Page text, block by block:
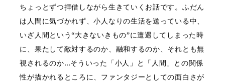
ちょっとずつ拝借しながら生きていくお話です。ふだん
は人間に気づかれず、小人なりの生活を送っている中、
いざ人間という“大きないきもの”に遭遇してしまった時
に、果たして敵対するのか、融和するのか、それとも無
視されるのか…そういった「小人」と「人間」との関係
性が描かれるところに、ファンタジーとしての面白さが